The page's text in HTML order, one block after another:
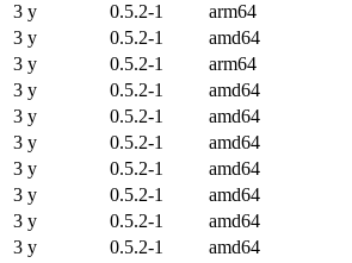
3 y
0.5.2-1 arm64
3 y
0.5.2-1 amd64
3 y
0.5.2-1 arm64
3 y
0.5.2-1 amd64
3 y
0.5.2-1 amd64
3 y
0.5.2-1 amd64
3 y
0.5.2-1 amd64
3 y
0.5.2-1 amd64
3 y
0.5.2-1 amd64
3 y
0.5.2-1 amd64